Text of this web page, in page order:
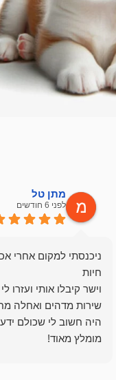
מתן טל
לפני 6 חודשים
ניכנסתי למקום אחרי
מומלץ מאוד!